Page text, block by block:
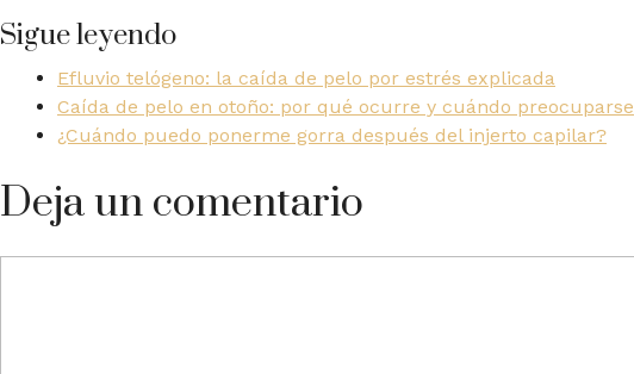
Sigue leyendo
Efluvio telógeno: la caída de pelo por estrés explicada
Caída de pelo en otoño: por qué ocurre y cuándo preocuparse
¿Cuándo puedo ponerme gorra después del injerto capilar?
Deja un comentario